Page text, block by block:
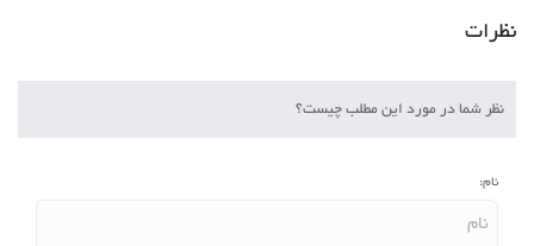
نظرات
نظر شما در مورد این مطلب چیست؟
نام: